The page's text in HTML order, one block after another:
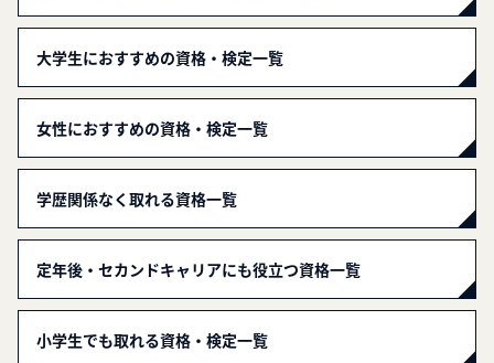
大学生におすすめの資格・検定一覧
女性におすすめの資格・検定一覧
学歴関係なく取れる資格一覧
定年後・セカンドキャリアにも役立つ資格一覧
小学生でも取れる資格・検定一覧